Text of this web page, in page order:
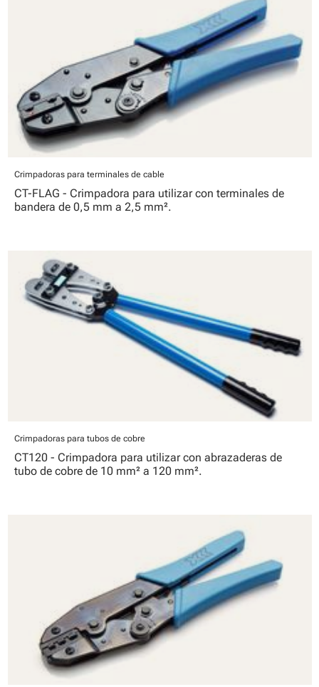
Crimpadoras para terminales de cable
CT-FLAG - Crimpadora para utilizar con terminales de
bandera de 0,5 mm a 2,5 mm².
Crimpadoras para tubos de cobre
CT120 - Crimpadora para utilizar con abrazaderas de
tubo de cobre de 10 mm² a 120 mm².